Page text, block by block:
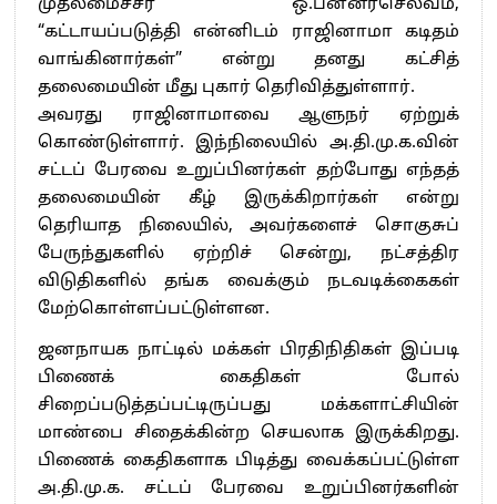
முதலமைச்சர் ஒ.பன்னீர்செல்வம்,
“கட்டாயப்படுத்தி என்னிடம் ராஜினாமா கடிதம்
வாங்கினார்கள்” என்று தனது கட்சித்
தலைமையின் மீது புகார் தெரிவித்துள்ளார்.
அவரது ராஜினாமாவை ஆளுநர் ஏற்றுக்
கொண்டுள்ளார். இந்நிலையில் அ.தி.மு.க.வின்
சட்டப் பேரவை உறுப்பினர்கள் தற்போது எந்தத்
தலைமையின் கீழ் இருக்கிறார்கள் என்று
தெரியாத நிலையில், அவர்களைச் சொகுசுப்
பேருந்துகளில் ஏற்றிச் சென்று, நட்சத்திர
விடுதிகளில் தங்க வைக்கும் நடவடிக்கைகள்
மேற்கொள்ளப்பட்டுள்ளன.
ஜனநாயக நாட்டில் மக்கள் பிரதிநிதிகள் இப்படி
பிணைக் கைதிகள் போல்
சிறைப்படுத்தப்பட்டிருப்பது மக்களாட்சியின்
மாண்பை சிதைக்கின்ற செயலாக இருக்கிறது.
பிணைக் கைதிகளாக பிடித்து வைக்கப்பட்டுள்ள
அ.தி.மு.க. சட்டப் பேரவை உறுப்பினர்களின்